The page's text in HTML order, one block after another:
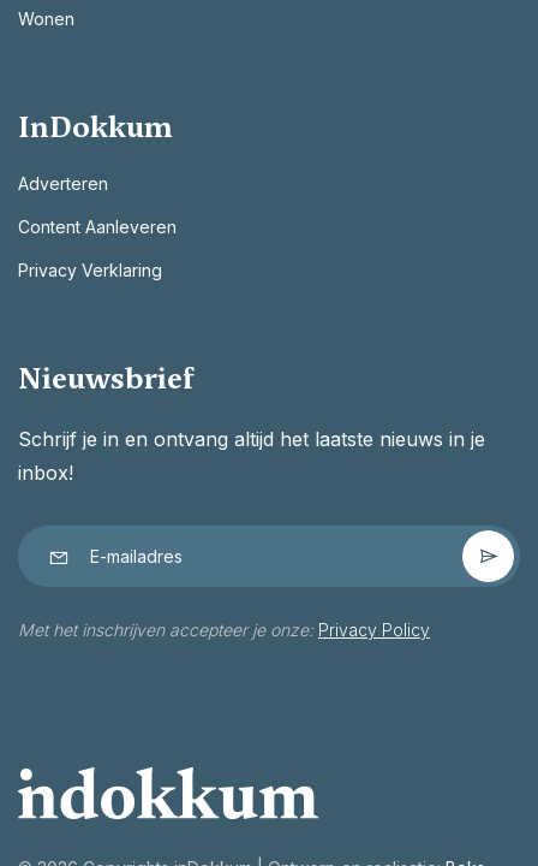
Wonen
InDokkum
Adverteren
Content Aanleveren
Privacy Verklaring
Nieuwsbrief
Schrijf je in en ontvang altijd het laatste nieuws in je
inbox!
Met het inschrijven accepteer je onze: Privacy Policy